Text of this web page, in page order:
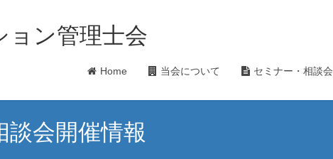
ョン管理士会
Home 当会について セミナー・相談会
談会開催情報